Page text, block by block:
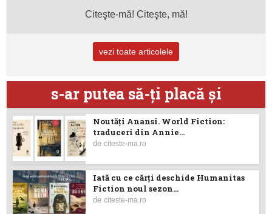
Citeşte-mă! Citeşte, mă!
vezi toate articolele
s-ar putea să-ţi placă şi
Noutăţi Anansi. World Fiction:
traduceri din Annie...
deciteste-ma.ro
Iată cu ce cărţi deschide Humanitas
Fiction noul sezon...
deciteste-ma.ro